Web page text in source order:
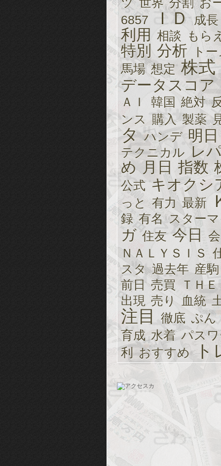
6857
ＩＤ 成長
利用 相談 もら
特別 分析
ト
馬場 想定 株式
データスコア
ＡＩ 韓国 絶対
ンス 購入 製薬
タ ハンデ 明日
テクニカル レ
め 月日 指数
公式 キオクシ
っと 有力 最新
録 有名 スター
ガ 住友 今日
ＮＡＬＹＳＩＳ
スタ 過去年 産駒
前日 売買
ＴＨＥ
出現 売り 血統
注目 徹底 ぷん
育成 水着 パス
利
おすすめ ト